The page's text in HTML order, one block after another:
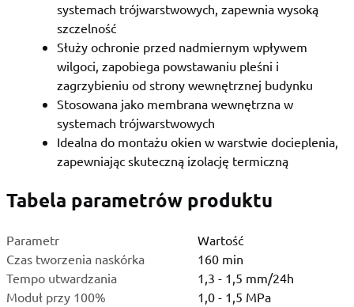
systemach trójwarstwowych, zapewnia wysoką
szczelność
Służy ochronie przed nadmiernym wpływem
wilgoci, zapobiega powstawaniu pleśni i
zagrzybieniu od strony wewnętrznej budynku
Stosowana jako membrana wewnętrzna w
systemach trójwarstwowych
Idealna do montażu okien w warstwie docieplenia,
zapewniając skuteczną izolację termiczną
Tabela parametrów produktu
Parametr
Wartość
Czas tworzenia naskórka
160 min
Tempo utwardzania
1,3 - 1,5 mm/24h
Moduł przy 100%
1,0 - 1,5 MPa